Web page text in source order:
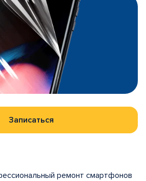
Записаться
ремонт смартфонов